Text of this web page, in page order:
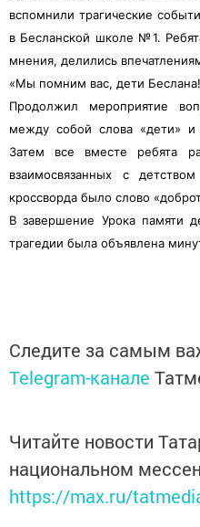
вспомнили трагические
в Бесланской школе №1.
мнения, делились
«Мы помним вас, дети
Продолжил мероприятие
между собой слова «дети» и
Затем все вместе ребята
взаимосвязанных с
кроссворда было слово
В завершение Урока памяти
трагедии была объявлена
Следите за самым
Telegram-канале
Читайте новости
национальном
https://max.ru/